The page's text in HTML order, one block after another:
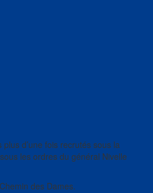
d’une fois recrutés sous la
les ordres du général Nivelle
des Dames.